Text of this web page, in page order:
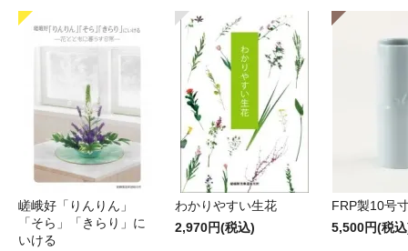
嵯峨好「りんりん」
「そら」「きらり」に
いける
わかりやすい生花
2,970円(税込)
FRP製10号
5,500円(税